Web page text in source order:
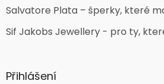
Salvatore Plata – šperky, které
Sif Jakobs Jewellery - pro ty,
Přihlášení